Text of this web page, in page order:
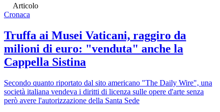
Articolo
Cronaca
Truffa ai Musei Vaticani, raggiro da
milioni di euro: "venduta" anche la
Cappella Sistina
Secondo quanto riportato dal sito americano "The Daily Wire", una
società italiana vendeva i diritti di licenza sulle opere d'arte senza
però avere l'autorizzazione della Santa Sede